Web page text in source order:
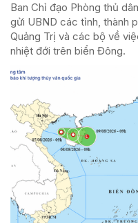
Ban Chỉ đạo Phòng thủ
gửi UBND các tỉnh, thành
Quảng Trị và các bộ về
nhiệt đới trên biển Đông.